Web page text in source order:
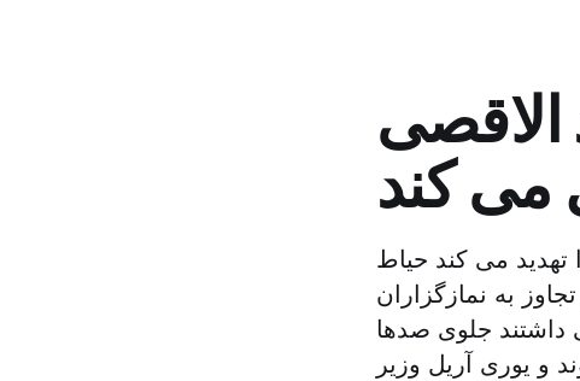
می کند
تهدید می کند حیاط
به نمازگزاران
داشتند جلوی صدها